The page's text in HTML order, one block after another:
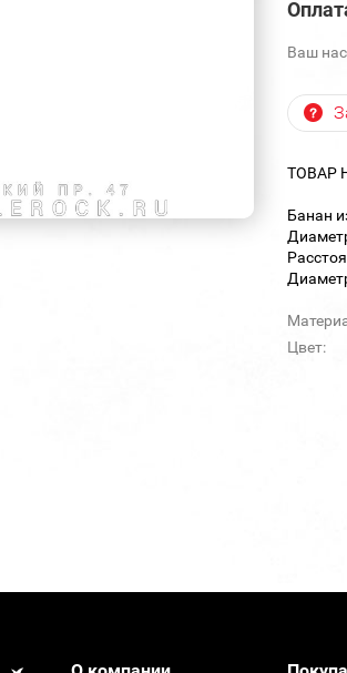
Ваш
ТОВАР
Банан
Цвет: